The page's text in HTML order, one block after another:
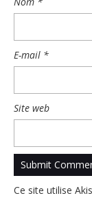
E-mail *
Site web
Ce site utilise